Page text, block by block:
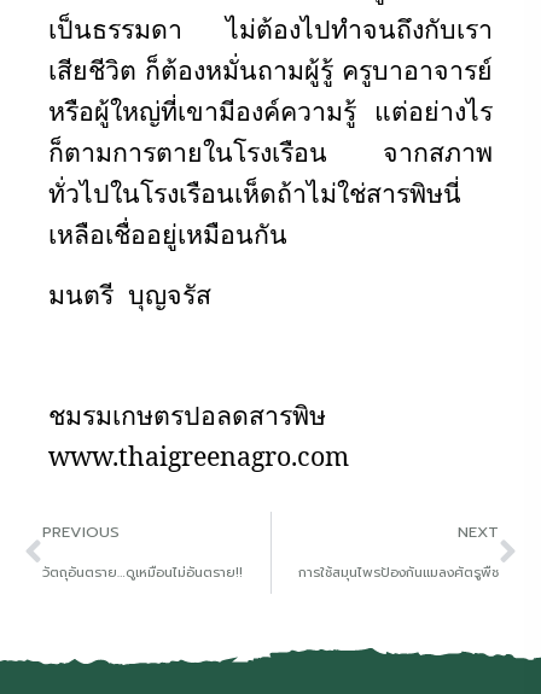
เป็นธรรมดา ไม่ต้องไปทำจนถึงกับเรา
เสียชีวิต ก็ต้องหมั่นถามผู้รู้ ครูบาอาจารย์
หรือผู้ใหญ่ที่เขามีองค์ความรู้ แต่อย่างไร
ก็ตามการตายในโรงเรือน จากสภาพ
ทั่วไปในโรงเรือนเห็ดถ้าไม่ใช่สารพิษนี่
เหลือเชื่ออยู่เหมือนกัน
มนตรี บุญจรัส
ชมรมเกษตรปอลดสารพิษ
www.thaigreenagro.com
PREVIOUS
วัตถุอันตราย…ดูเหมือนไม่อันตราย!!
NEXT
การใช้สมุนไพรป้องกันแมลงศัตรูพืช